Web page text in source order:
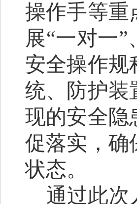
操作手等重
展“一对一
安全操作规
统、防护装
现的安全隐
促落实，确
状态。
通过此次